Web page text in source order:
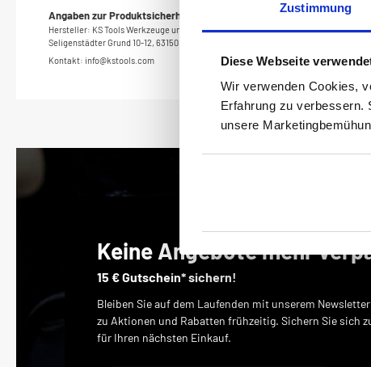
Zustimmung
Diese Webseite
Wir verwenden Cookies,
Erfahrung zu verbessern.
unsere
Angaben zur Produktsicherheit
Hersteller: KS Tools Werkzeuge und Maschinen GmbH
Seligenstädter Grund 10-12, 63150 Heusenstamm, Germany
Kontakt: info@kstools.com
Keine Angebote mehr
15 € Gutschein* sichern!
Bleiben Sie auf dem Laufenden mit unserem
zu Aktionen und Rabatten frühzeitig. Sichern Sie sich
für Ihren nächsten Einkauf.